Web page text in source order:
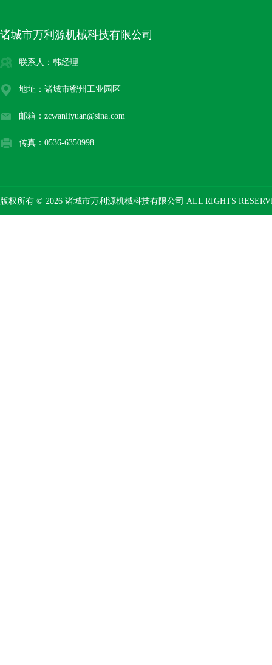
诸城市万利源机械科技有限公司
联系人：韩经理
地址：诸城市密州工业园区
邮箱：zcwanliyuan@sina.com
传真：0536-6350998
版权所有 © 2026 诸城市万利源机械科技有限公司 ALL RIGHTS